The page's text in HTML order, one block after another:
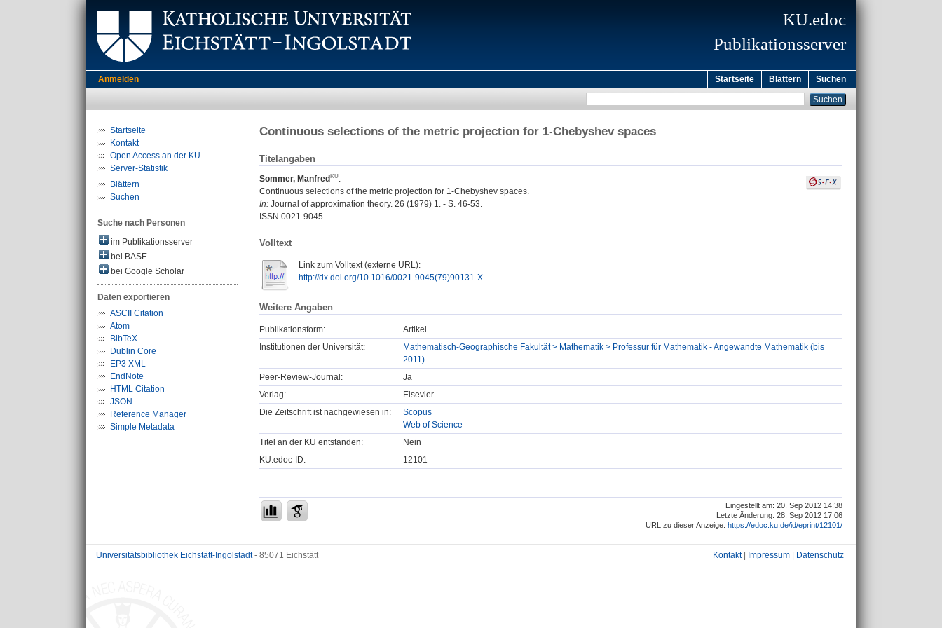
KU.edoc
Publikationsserver
Anmelden Startseite Blättern Suchen
Startseite
Kontakt
Open Access an der KU
Server-Statistik
Blättern
Suchen
Suche nach Personen
im Publikationsserver
bei BASE
bei Google Scholar
Daten exportieren
ASCII Citation
Atom
BibTeX
Dublin Core
EP3 XML
EndNote
HTML Citation
JSON
Reference Manager
Simple Metadata
Continuous selections of the metric projection for 1-Chebyshev spaces
Titelangaben
Sommer, Manfred
:
Continuous selections of the metric projection for 1-Chebyshev spaces.
In: Journal of approximation theory. 26 (1979) 1. - S. 46-53.
ISSN 0021-9045
Volltext
Link zum Volltext (externe URL):
http://dx.doi.org/10.1016/0021-9045(79)90131-X
Weitere Angaben
Publikationsform:
Artikel
Institutionen der Universität:
Mathematisch-Geographische Fakultät > Mathematik > Professur für Mathematik - Angewandte Mathematik (bis
2011)
Peer-Review-Journal:
Ja
Verlag:
Elsevier
Die Zeitschrift ist nachgewiesen in:
Scopus
Web of Science
Titel an der KU entstanden:
Nein
KU.edoc-ID:
12101
Eingestellt am: 20. Sep 2012 14:38
Letzte Änderung: 28. Sep 2012 17:06
URL zu dieser Anzeige: https://edoc.ku.de/id/eprint/12101/
Universitätsbibliothek Eichstätt-Ingolstadt- 85071 Eichstätt Kontakt| Impressum Datenschutz